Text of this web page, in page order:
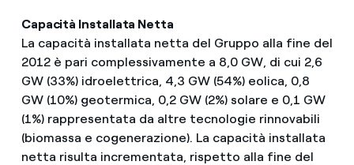
Capacità Installata Netta
La capacità installata netta del Gruppo alla fine del
2012 è pari complessivamente a 8,0 GW, di cui 2,6
GW (33%) idroelettrica, 4,3 GW (54%) eolica, 0,8
GW (10%) geotermica, 0,2 GW (2%) solare e 0,1 GW
(1%) rappresentata da altre tecnologie rinnovabili
(biomassa e cogenerazione). La capacità installata
netta risulta incrementata, rispetto alla fine del